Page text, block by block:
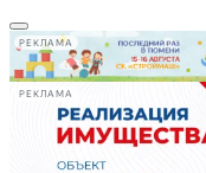
РЕКЛАМА
РЕКЛАМА